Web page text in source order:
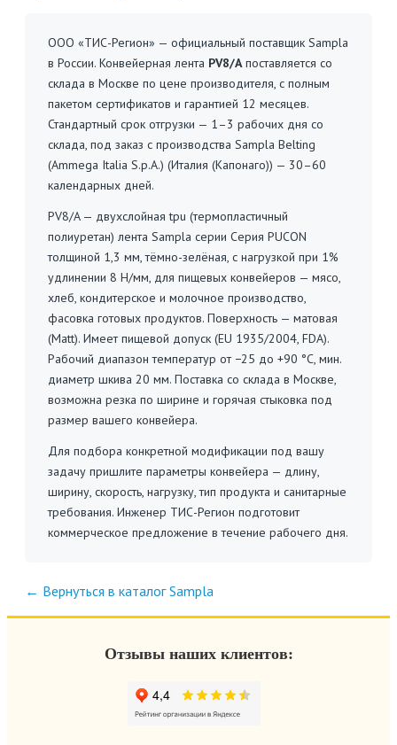
ООО «ТИС-Регион» — официальный поставщик Sampla
в России. Конвейерная лента PV8/Aпоставляется со
склада в Москве по цене производителя, с полным
пакетом сертификатов и гарантией 12 месяцев.
Стандартный срок отгрузки — 1–3 рабочих дня со
склада, под заказ с производства Sampla Belting
(Ammega Italia S.p.A.) (Италия (Капонаго)) — 30–60
календарных дней.
PV8/A — двухслойная tpu (термопластичный
полиуретан) лента Sampla серии Серия PUCON
толщиной 1,3 мм, тёмно-зелёная, с нагрузкой при 1%
удлинении 8 Н/мм, для пищевых конвейеров — мясо,
хлеб, кондитерское и молочное производство,
фасовка готовых продуктов. Поверхность — матовая
(Matt). Имеет пищевой допуск (EU 1935/2004, FDA).
Рабочий диапазон температур от −25 до +90 °C, мин.
диаметр шкива 20 мм. Поставка со склада в Москве,
возможна резка по ширине и горячая стыковка под
размер вашего конвейера.
Для подбора конкретной модификации под вашу
задачу пришлите параметры конвейера — длину,
ширину, скорость, нагрузку, тип продукта и санитарные
требования. Инженер ТИС-Регион подготовит
коммерческое предложение в течение рабочего дня.
← Вернуться в каталог Sampla
Отзывы наших клиентов: